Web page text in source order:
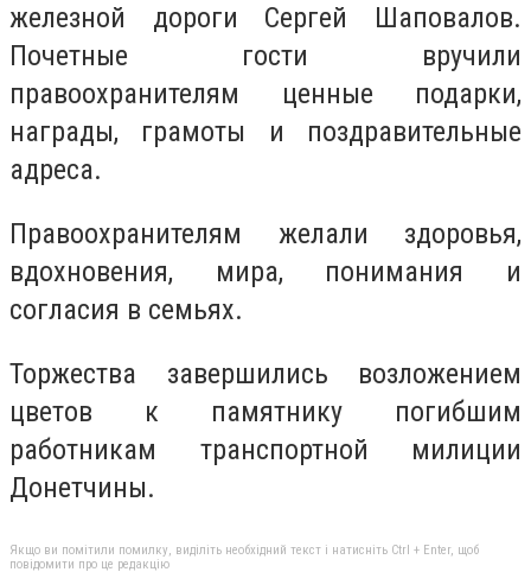
железной дороги Сергей Шаповалов.
Почетные гости вручили
правоохранителям ценные подарки,
награды, грамоты и поздравительные
адреса.
Правоохранителям желали здоровья,
вдохновения, мира, понимания и
согласия в семьях.
Торжества завершились возложением
цветов к памятнику погибшим
работникам транспортной милиции
Донетчины.
Якщо ви помітили помилку, виділіть необхідний текст і натисніть Ctrl + Enter, щоб
повідомити про це редакцію